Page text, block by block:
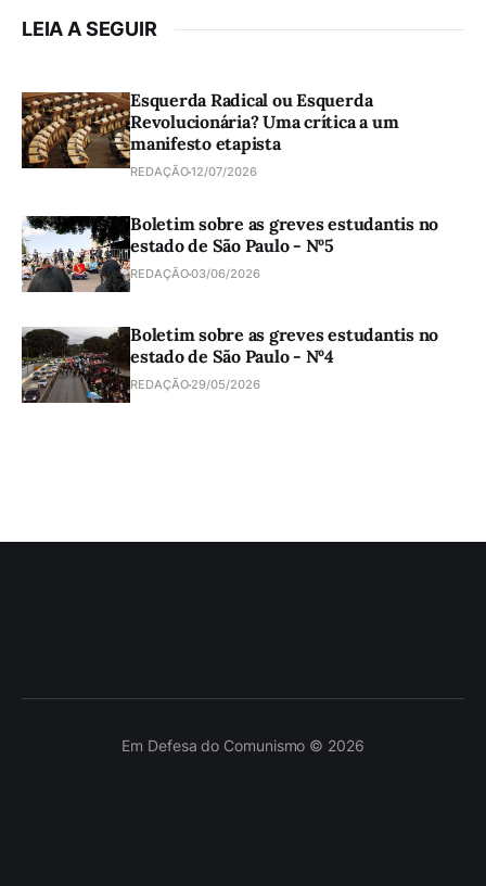
LEIA A SEGUIR
Esquerda Radical ou Esquerda
Revolucionária? Uma crítica a um
manifesto etapista
REDAÇÃO12/07/2026
Boletim sobre as greves estudantis no
estado de São Paulo - Nº5
REDAÇÃO03/06/2026
Boletim sobre as greves estudantis no
estado de São Paulo - Nº4
REDAÇÃO 29/05/2026
Em Defesa do Comunismo © 2026